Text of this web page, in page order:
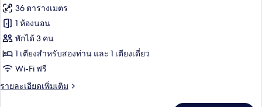
พี
เรีย
ภาพถ่าย
ทั้งหมด
ของ
Friends
and
Family
Triple
36 ตารางเมตร
1 ห้องนอน
พักได้ 3 คน
1 เตียงสำหรับสองท่าน และ 1 เตียงเดี่ยว
Wi-Fi ฟรี
รายละเอียดเพิ่มเติม
ราย